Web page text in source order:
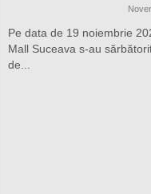
Pe data de 19 noiembrie
Mall Suceava s-au
de...